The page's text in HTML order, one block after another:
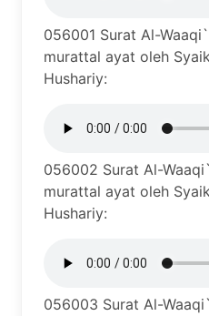
056001 Surat Al-
murattal ayat oleh
Hushariy:
056002 Surat Al-
murattal ayat oleh
Hushariy:
056003 Surat Al-